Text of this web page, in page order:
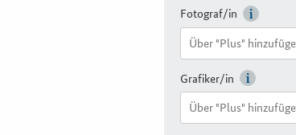
Fotograf/in
Grafiker/in